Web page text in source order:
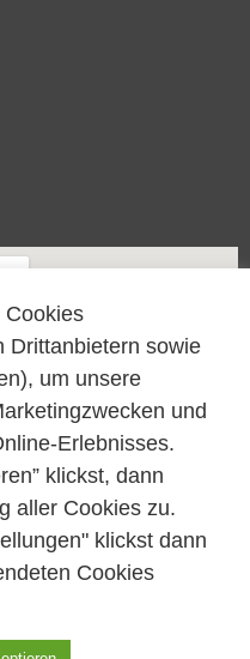
2022
Cookies
Drittanbietern sowie
um unsere
und
Erlebnisses.
klickst, dann
aller Cookies zu.
klickst dann
Cookies